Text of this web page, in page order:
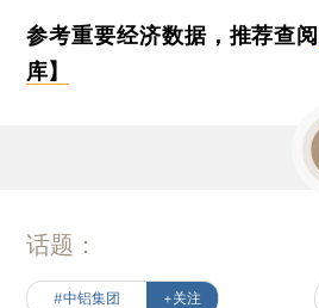
参考重要经济数据，推荐查阅
库】
话题：
#中铝集团 +关注